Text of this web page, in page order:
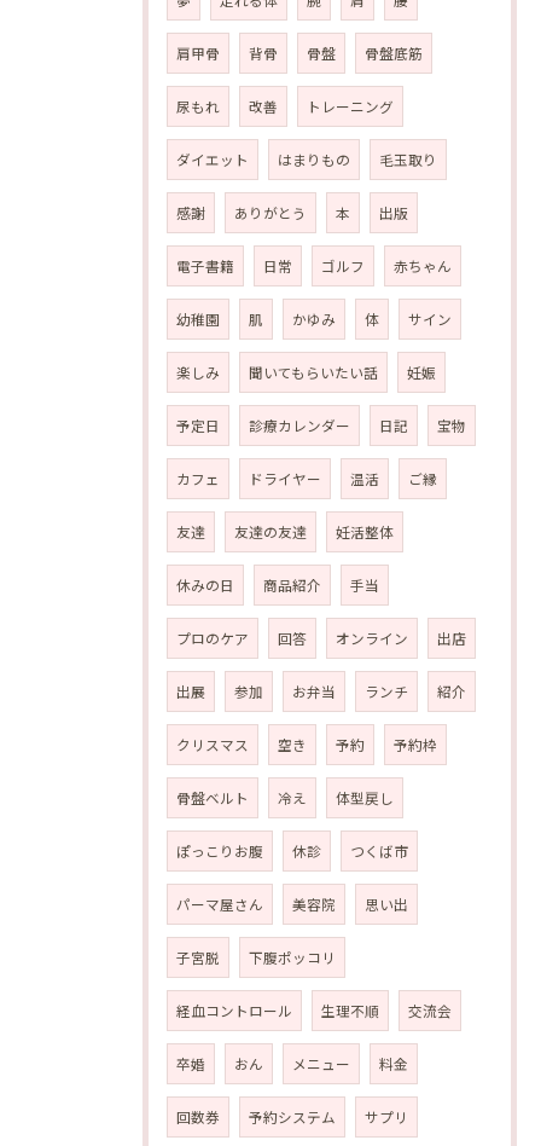
肩甲骨 背骨 骨盤 骨盤底筋
尿もれ 改善 トレーニング
ダイエット はまりもの 毛玉取り
感謝 ありがとう 本 出版
電子書籍 日常 ゴルフ 赤ちゃん
幼稚園 肌 かゆみ 体 サイン
楽しみ 聞いてもらいたい話 妊娠
予定日 診療カレンダー 日記 宝物
カフェ ドライヤー 温活 ご縁
友達 友達の友達 妊活整体
休みの日 商品紹介 手当
プロのケア 回答 オンライン 出店
出展 参加 お弁当 ランチ 紹介
クリスマス 空き 予約 予約枠
骨盤ベルト 冷え 体型戻し
ぽっこりお腹 休診 つくば市
パーマ屋さん 美容院 思い出
子宮脱 下腹ポッコリ
経血コントロール 生理不順 交流会
卒婚 おん メニュー 料金
回数券 予約システム サプリ